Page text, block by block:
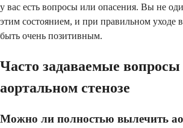
у вас есть вопросы или опасения. Вы не
этим состоянием, и при правильном уходе
быть очень позитивным.
Часто задаваемые вопросы
аортальном стенозе
Можно ли полностью вылечить